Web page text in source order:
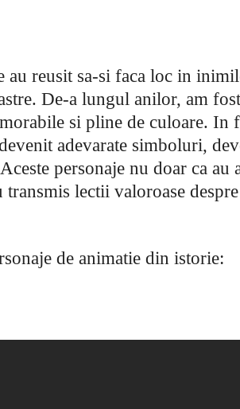
au reusit sa-si faca loc in
De-a lungul anilor, am
si pline de culoare. In
adevarate simboluri,
personaje nu doar ca au
lectii valoroase
de animatie din istorie: